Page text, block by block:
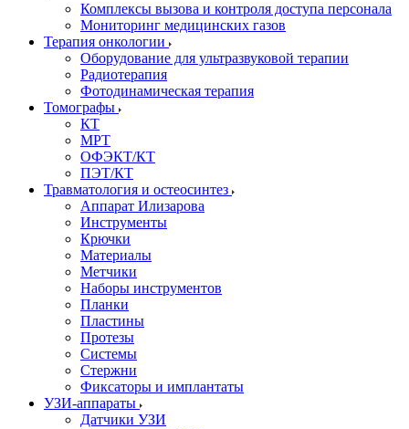
Комплексы вызова и контроля доступа персонала
Мониторинг медицинских газов
Терапия онкологии
Оборудование для ультразвуковой терапии
Радиотерапия
Фотодинамическая терапия
Томографы
КТ
МРТ
ОФЭКТ/КТ
ПЭТ/КТ
Травматология и остеосинтез
Аппарат Илизарова
Инструменты
Крючки
Материалы
Метчики
Наборы инструментов
Планки
Пластины
Протезы
Системы
Стержни
Фиксаторы и имплантаты
УЗИ-аппараты
Датчики УЗИ